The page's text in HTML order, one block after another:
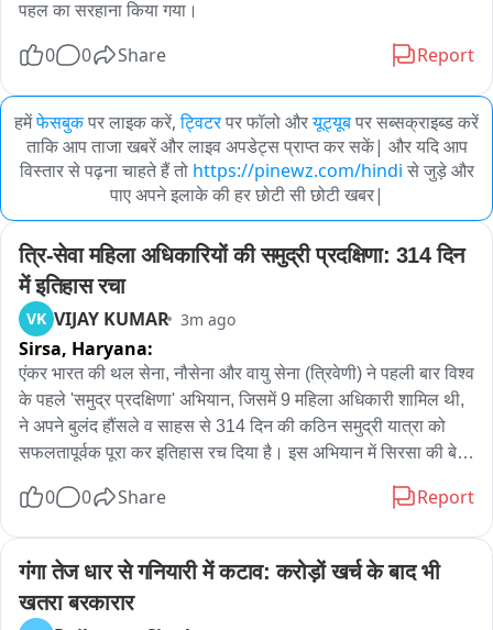
पहल का सरहाना किया गया।
0 0 Share Report
हमेंफेसबुकपर लाइक करें, ट्विटरपर फॉलो औरयूट्यूबपर सब्सक्राइब्ड करें
ताकि आप ताजा खबरें और लाइव अपडेट्स प्राप्त कर सकें| और यदि आप
विस्तार से पढ़ना चाहते हैं तो https://pinewz.com/hindi से जुड़े और
पाए अपने इलाके की हर छोटी सी छोटी खबर|
त्रि-सेवा महिला अधिकारियों की समुद्री प्रदक्षिणा: 314 दिन
में इतिहास रचा
VK VIJAY KUMAR 3m ago
Sirsa, Haryana:
एंकर भारत की थल सेना, नौसेना और वायु सेना (त्रिवेणी) ने पहली बार विश्व
के पहले 'समुद्र प्रदक्षिणा' अभियान, जिसमें 9 महिला अधिकारी शामिल थी,
ने अपने बुलंद हौंसले व साहस से 314 दिन की कठिन समुद्री यात्रा को
सफलतापूर्वक पूरा कर इतिहास रच दिया है। इस अभियान में सिरसा की बेटी
सिंह भी मर्चेंट नेवी में चीफ आफिसर हैं। 11 सितंबर 2025 से शुरू हुए इस
सकुशन वापसी की। रक्षा मंत्री राजनाथ सिंह ने  इस अभूतपूर्व 'समुद्र
प्रदक्षिणा' अभियान की सफल वापसी पर दल का औपचारिक स्वागत और
महिला अधिकारियों के हौंसले व साहस को सलाम करते हुए इसे युवाओं के
0 0 Share Report
गंगा तेज धार से गनियारी में कटाव: करोड़ों खर्च के बाद भी
खतरा बरकारार